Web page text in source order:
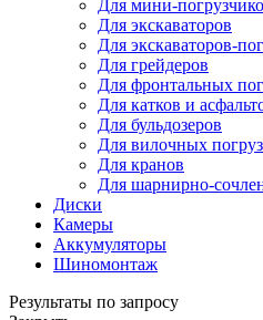
Для мини-
Для экскаваторов
Для экскаваторов-
Для грейдеров
Для фронтальных
Для катков и
Для бульдозеров
Для вилочных
Для кранов
Для шарнирно-
Диски
Камеры
Аккумуляторы
Шиномонтаж
Результаты по запросу